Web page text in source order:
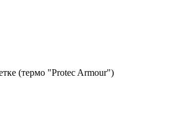
(термо "Protec Armour")